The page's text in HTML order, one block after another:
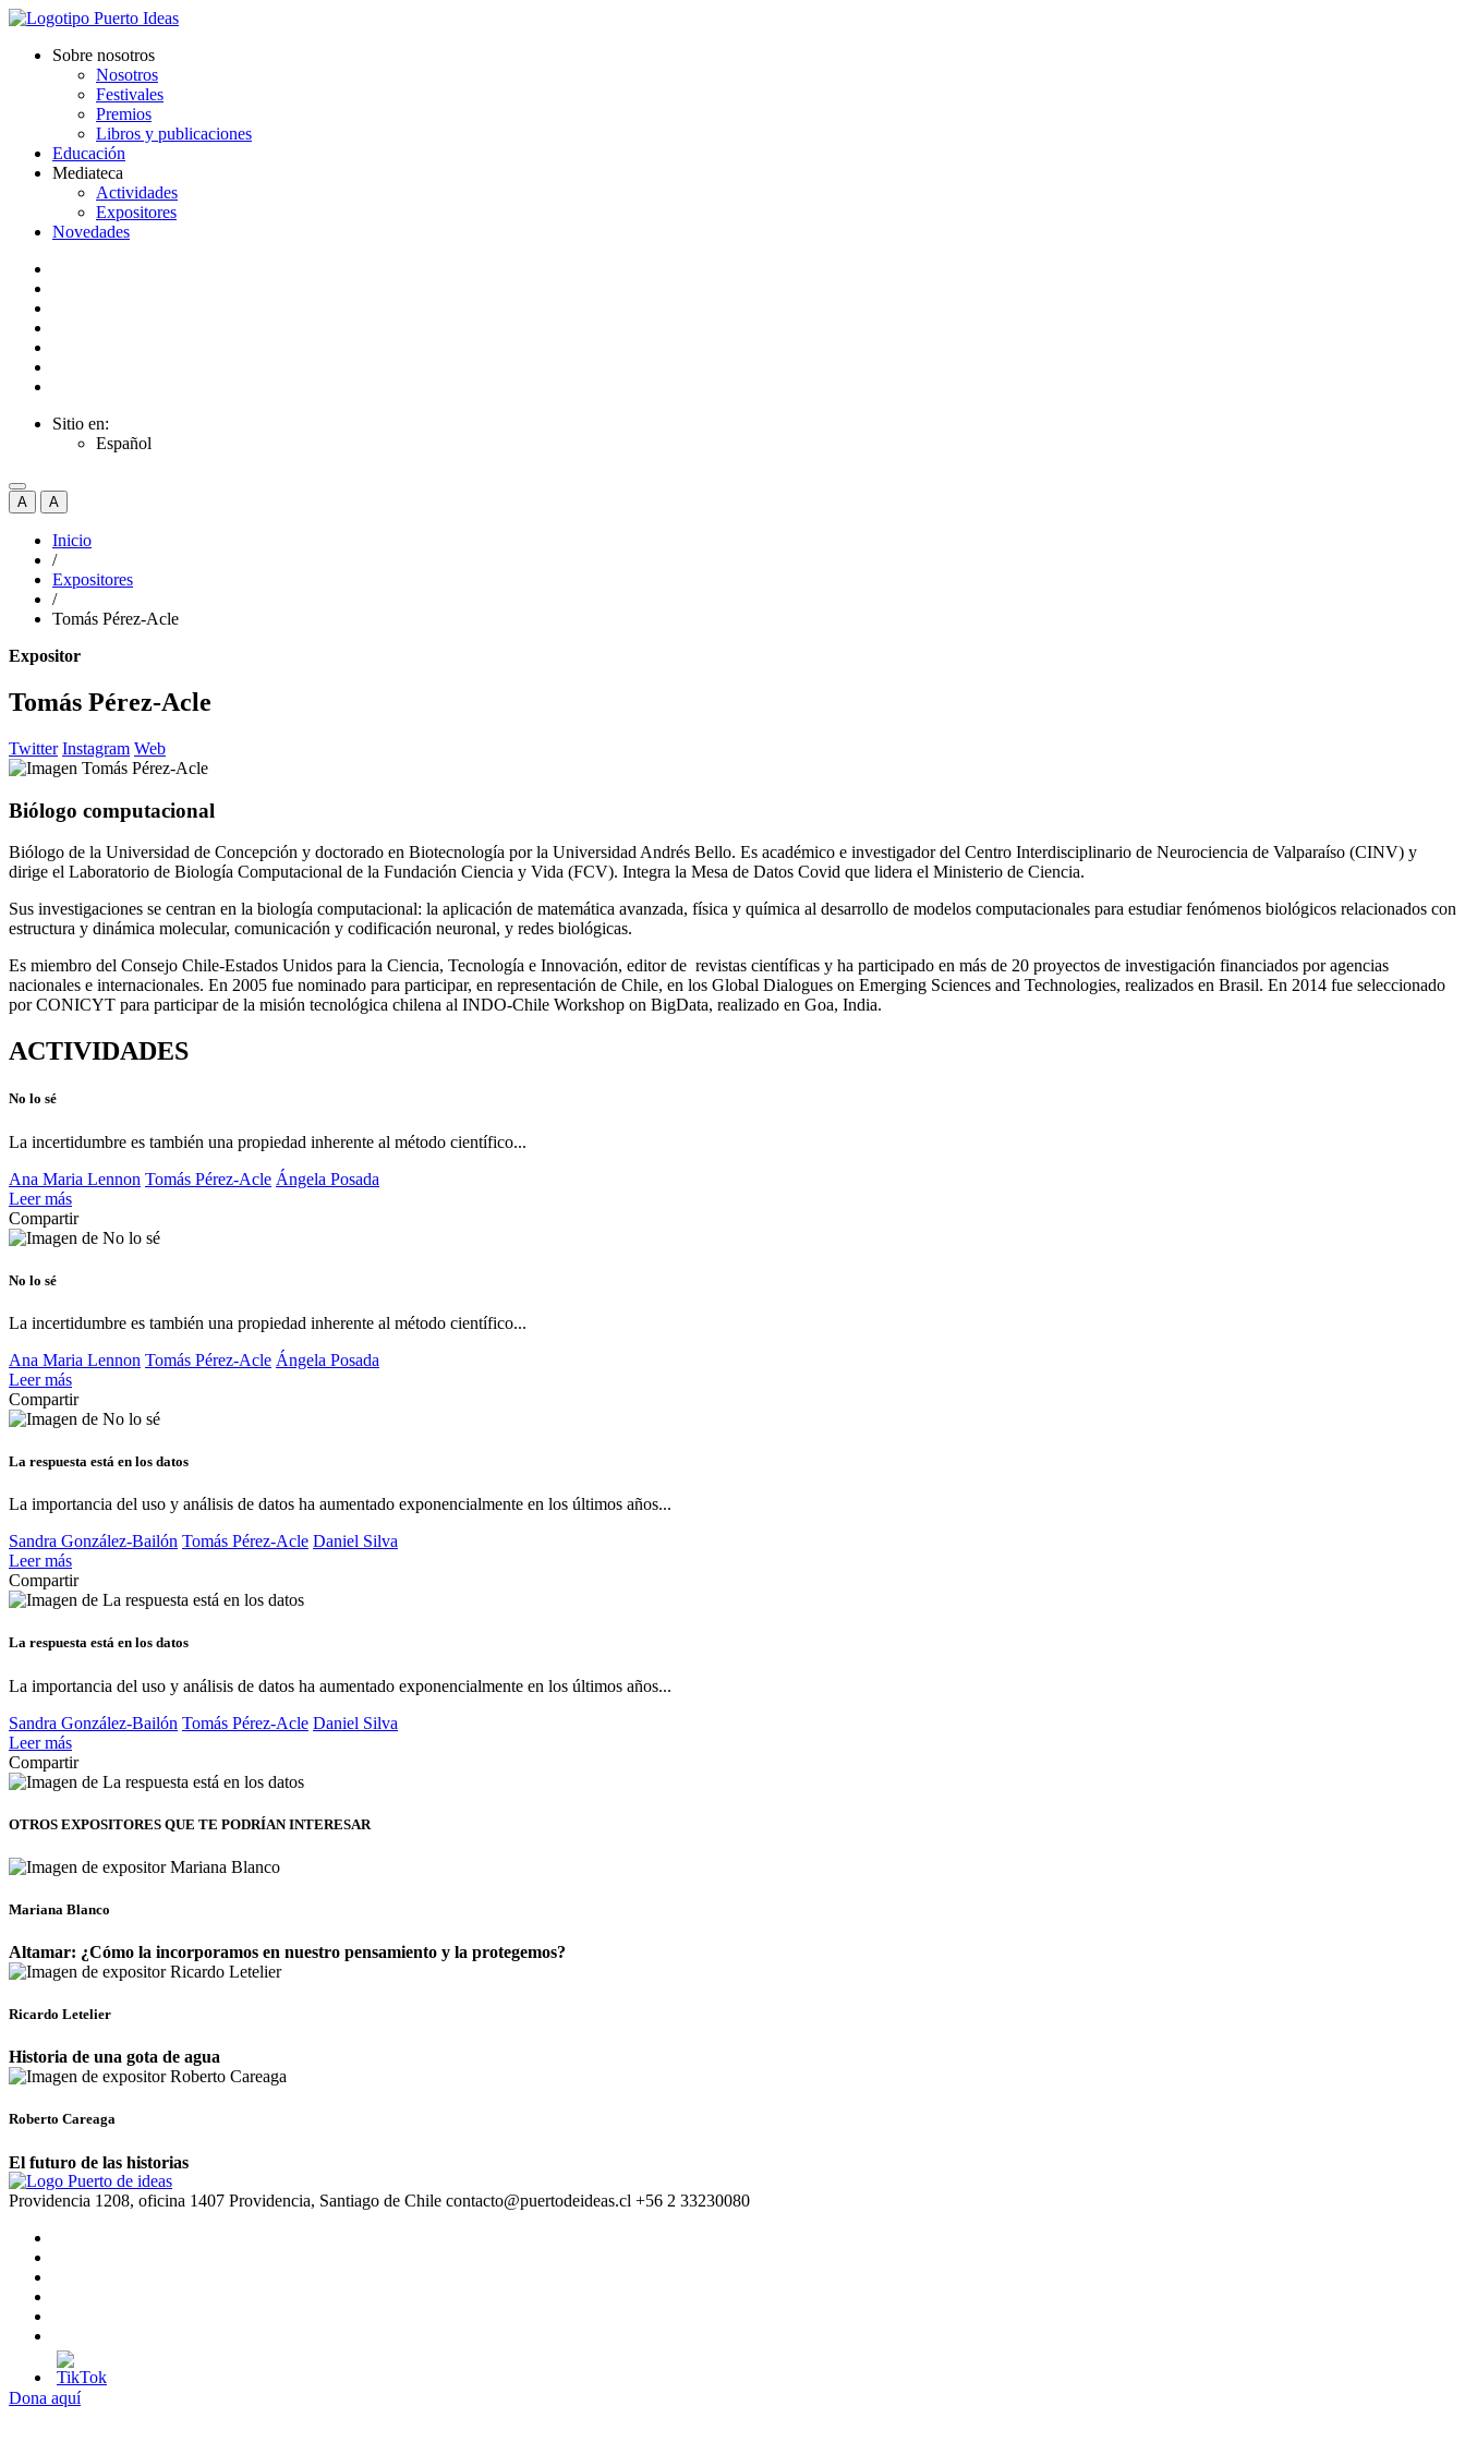
Sobre nosotros
Nosotros
Festivales
Premios
Libros y publicaciones
Educación
Mediateca
Actividades
Expositores
Novedades
Sitio en:
Español
A A
Inicio
/
Expositores
/
Tomás Pérez-Acle
Expositor
Tomás Pérez-Acle
Twitter Instagram Web
Biólogo computacional
Biólogo de la Universidad de Concepción y doctorado en Biotecnología por la Universidad Andrés Bello. Es académico e investigador del Centro Interdisciplinario de Neurociencia de Valparaíso (CINV) y
dirige el Laboratorio de Biología Computacional de la Fundación Ciencia y Vida (FCV). Integra la Mesa de Datos Covid que lidera el Ministerio de Ciencia.
Sus investigaciones se centran en la biología computacional: la aplicación de matemática avanzada, física y química al desarrollo de modelos computacionales para estudiar fenómenos biológicos relacionados con
estructura y dinámica molecular, comunicación y codificación neuronal, y redes biológicas.
Es miembro del Consejo Chile-Estados Unidos para la Ciencia, Tecnología e Innovación, editor de revistas científicas y ha participado en más de 20 proyectos de investigación financiados por agencias
nacionales e internacionales. En 2005 fue nominado para participar, en representación de Chile, en los Global Dialogues on Emerging Sciences and Technologies, realizados en Brasil. En 2014 fue seleccionado
por CONICYT para participar de la misión tecnológica chilena al INDO-Chile Workshop on BigData, realizado en Goa, India.
ACTIVIDADES
No lo sé
La incertidumbre es también una propiedad inherente al método científico...
Ana Maria Lennon Tomás Pérez-Acle Ángela Posada
Leer más
Compartir
No lo sé
La incertidumbre es también una propiedad inherente al método científico...
Ana Maria Lennon Tomás Pérez-Acle Ángela Posada
Leer más
Compartir
La respuesta está en los datos
La importancia del uso y análisis de datos ha aumentado exponencialmente en los últimos años...
Sandra González-Bailón Tomás Pérez-Acle Daniel Silva
Leer más
Compartir
La respuesta está en los datos
La importancia del uso y análisis de datos ha aumentado exponencialmente en los últimos años...
Sandra González-Bailón Tomás Pérez-Acle Daniel Silva
Leer más
Compartir
OTROS EXPOSITORES QUE TE PODRÍAN INTERESAR
Mariana Blanco
Altamar: ¿Cómo la incorporamos en nuestro pensamiento y la protegemos?
Ricardo Letelier
Historia de una gota de agua
Roberto Careaga
El futuro de las historias
Providencia 1208, oficina 1407 Providencia, Santiago de Chile contacto@puertodeideas.cl +56 2 33230080
Dona aquí